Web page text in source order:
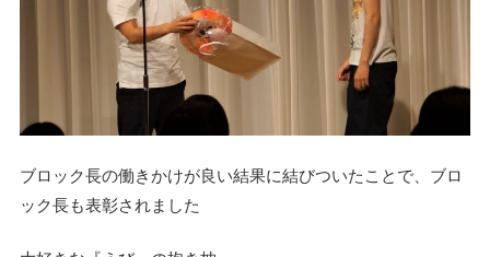
ブロック長の働きかけが良い結果に結びついたことで、ブロ
ック長も表彰されました